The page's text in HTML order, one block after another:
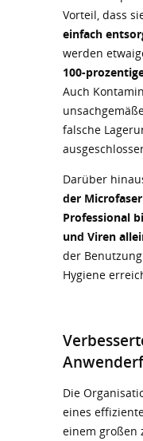
Vorteil, dass
einfach
werden
100-
Auch
falsche
Darüber
der
Professional
und Viren
der
Hygiene
Die
eines
einem großen